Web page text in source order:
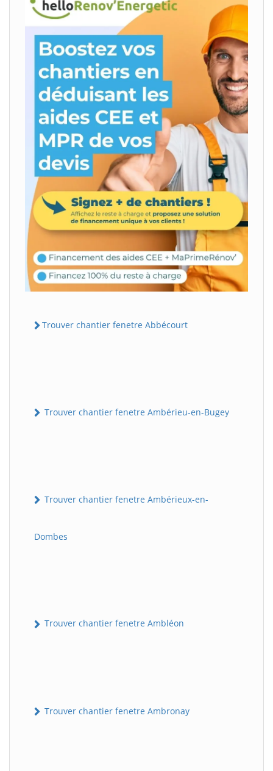
Trouver chantier fenetre Abbécourt
Trouver chantier fenetre Ambérieu-en-Bugey
Trouver chantier fenetre Ambérieux-en-
Dombes
Trouver chantier fenetre Ambléon
Trouver chantier fenetre Ambronay